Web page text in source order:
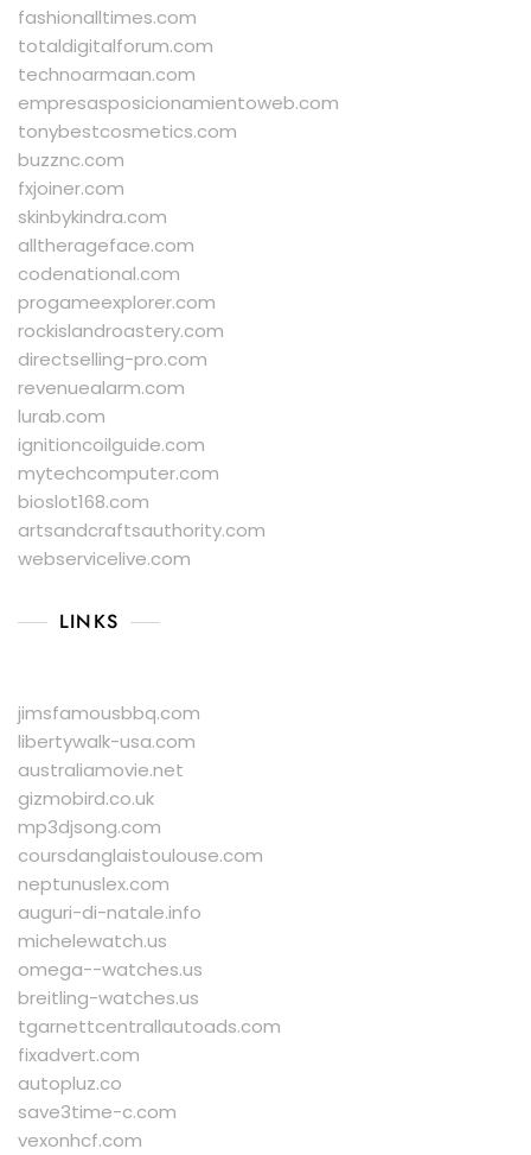
fashionalltimes.com
totaldigitalforum.com
technoarmaan.com
empresasposicionamientoweb.com
tonybestcosmetics.com
buzznc.com
fxjoiner.com
skinbykindra.com
alltherageface.com
codenational.com
progameexplorer.com
rockislandroastery.com
directselling-pro.com
revenuealarm.com
lurab.com
ignitioncoilguide.com
mytechcomputer.com
bioslot168.com
artsandcraftsauthority.com
webservicelive.com
LINKS
jimsfamousbbq.com
libertywalk-usa.com
australiamovie.net
gizmobird.co.uk
mp3djsong.com
coursdanglaistoulouse.com
neptunuslex.com
auguri-di-natale.info
michelewatch.us
omega--watches.us
breitling-watches.us
tgarnettcentrallautoads.com
fixadvert.com
autopluz.co
save3time-c.com
vexonhcf.com